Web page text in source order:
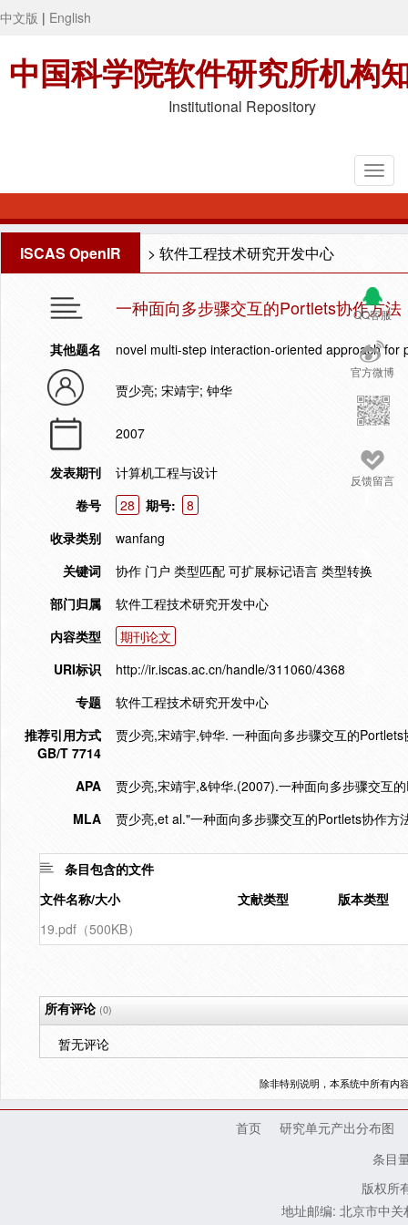
中文版 | English
中国科学院软件研究所机构
Institutional Repository
ISCAS OpenIR > 软件工程技术研究开发中心
QQ客服
官方微博
反馈留言
一种面向多步骤交互的Portlets协作方法
其他题名 novel multi-step interaction-oriented approach for
贾少亮; 宋靖宇; 钟华
2007
发表期刊
计算机工程与设计
卷号
28 期号:
8
收录类别
wanfang
关键词
协作 门户 类型匹配 可扩展标记语言 类型转换
部门归属
软件工程技术研究开发中心
内容类型
期刊论文
URI标识
http://ir.iscas.ac.cn/handle/311060/4368
专题
软件工程技术研究开发中心
推荐引用方式
GB/T 7714
贾少亮,宋靖宇,钟华. 一种面向多步骤交互的
APA
贾少亮,宋靖宇,&钟华.(2007).一种面向多步骤交互
MLA
贾少亮,et al."一种面向多步骤交互的Portlets协作方
条目包含的文件
文件名称/大小
文献类型
版本类型
19.pdf（500KB）
所有评论(0)
暂无评论
除非特别说明，本系统中所有内
首页
研究单元产出分布图
条目
版权所
地址邮编: 北京市中